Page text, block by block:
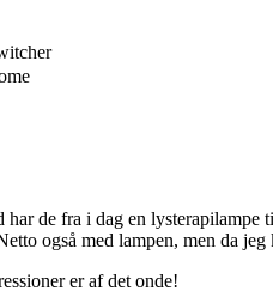
de fra i dag en lysterapilampe
også med lampen, men da
er af det onde!